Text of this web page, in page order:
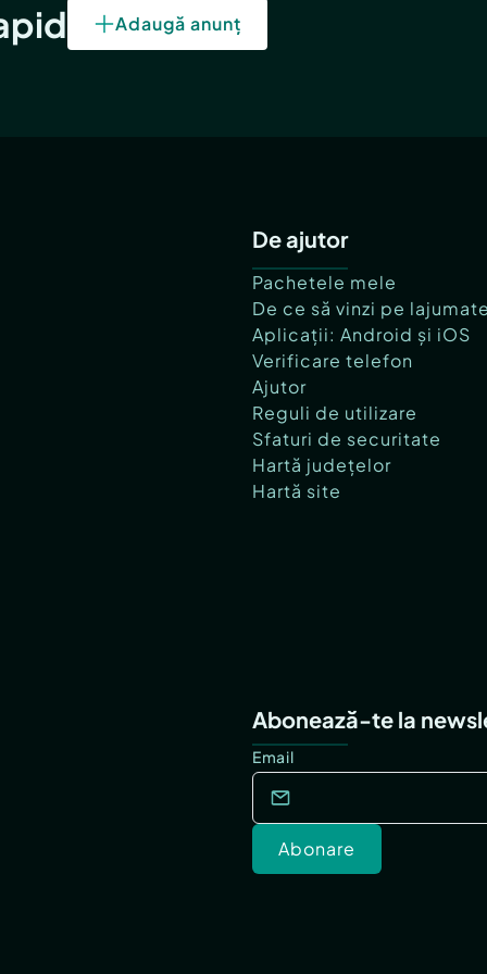
Adaugă anunț
De ajutor
Pachetele mele
De ce să vinzi pe
Aplicații: Android și iOS
Verificare telefon
Ajutor
Reguli de utilizare
Sfaturi de securitate
Hartă județelor
Hartă site
Abonează-te la
Email
Abonare